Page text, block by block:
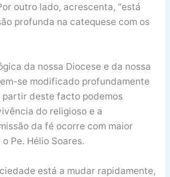
outro lado, acrescenta, “está
profunda na catequese com os
da nossa Diocese e da nossa
se modificado profundamente
partir deste facto podemos
do religioso e a
da fé ocorre com maior
Pe. Hélio Soares.
está a mudar rapidamente,